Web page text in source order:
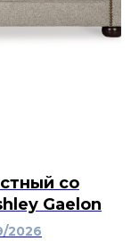
со
Gaelon
2026